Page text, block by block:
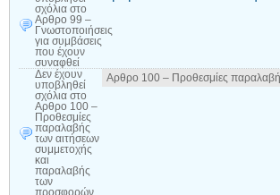
σχόλια στο
Αρθρο 99 –
Γνωστοποιήσεις
για συμβάσεις
που έχουν
συναφθεί
Δεν έχουν
υποβληθεί
σχόλια στο
Αρθρο 100 –
Προθεσμίες
παραλαβής
των αιτήσεων
συμμετοχής
και
παραλαβής
των
προσφορών
Αρθρο 100 – Προθεσμίες